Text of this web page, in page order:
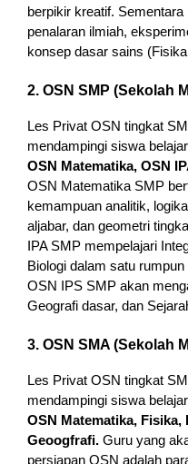
berpikir kreatif.
penalaran ilmiah,
konsep dasar sains
2. OSN SMP (Sekolah
Les Privat OSN tingkat
mendampingi siswa
OSN Matematika, OSN
OSN Matematika SMP
kemampuan analitik,
aljabar, dan geometri
IPA SMP mempelajari
Biologi dalam satu
OSN IPS SMP akan
Geografi dasar, dan
3. OSN SMA (Sekolah
Les Privat OSN tingkat
mendampingi siswa
OSN Matematika,
Geoogfrafi. Guru yang
persiapan OSN adalah